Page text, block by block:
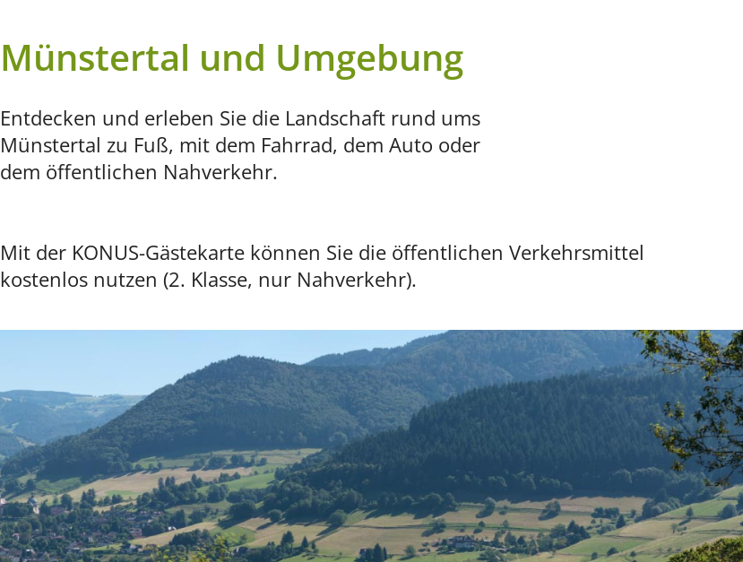
Münstertal und Umgebung
Entdecken und erleben Sie die Landschaft rund ums
Münstertal zu Fuß, mit dem Fahrrad, dem Auto oder
dem öffentlichen Nahverkehr.
Mit der KONUS-Gästekarte können Sie die öffentlichen Verkehrsmittel
kostenlos nutzen (2. Klasse, nur Nahverkehr).